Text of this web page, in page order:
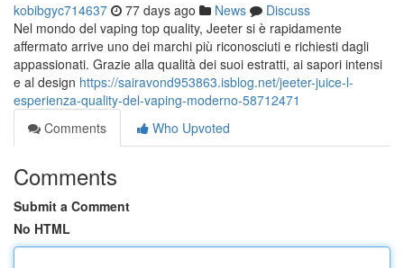
kobibgyc714637 77 days ago News
Discuss
Nel mondo del vaping top quality, Jeeter si è rapidamente
affermato arrive uno dei marchi più riconosciuti e richiesti dagli
appassionati. Grazie alla qualità dei suoi estratti, ai sapori intensi
e al design https://sairavond953863.isblog.net/jeeter-juice-l-
esperienza-quality-del-vaping-moderno-58712471
Comments
Who Upvoted
Comments
Submit a Comment
No HTML